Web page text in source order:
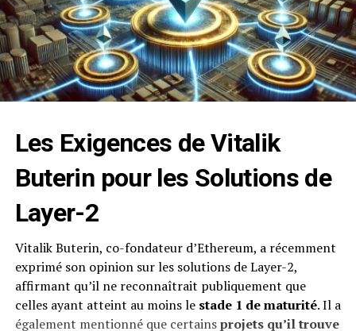
Les Exigences deVitalik
Buterin pour les Solutions de
Layer-2
Vitalik Buterin, co-fondateur d’Ethereum, a récemment
exprimé son opinion sur les solutions de Layer-2,
affirmant qu’il ne reconnaîtrait publiquement que
celles ayant atteint au moins le stade 1 de maturité. Il a
également mentionné que certainsprojets qu’il trouve